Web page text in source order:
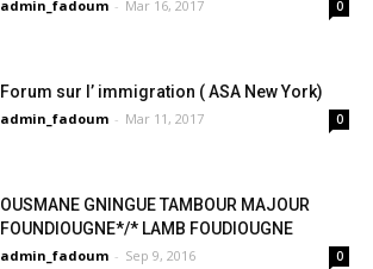
admin_fadoum - Mar 16, 2017 0
Forum sur l’ immigration ( ASA New York)
admin_fadoum - Mar 11, 2017 0
OUSMANE GNINGUE TAMBOUR MAJOUR
FOUNDIOUGNE*/* LAMB FOUDIOUGNE
admin_fadoum - Sep 9, 2016 0